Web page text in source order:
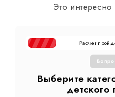
Это
Расчет
Выберите
детского